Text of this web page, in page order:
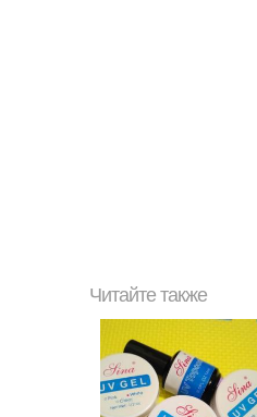
Читайте также